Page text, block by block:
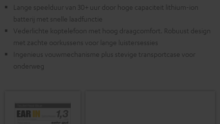
Lange speelduur van 30+ uur door hoge capaciteit lithium-ion
batterij met snelle laadfunctie
Vederlichte koptelefoon met hoog draagcomfort. Robuust design
met zachte oorkussens voor lange luistersessies
Ingenieus vouwmechanisme plus stevige transportcase voor
onderweg